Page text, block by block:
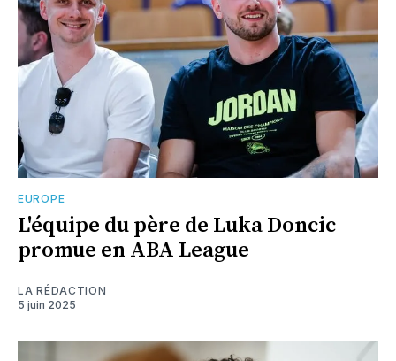
EUROPE
L'équipe du père de Luka Doncic
promue en ABA League
LA RÉDACTION
5 juin 2025